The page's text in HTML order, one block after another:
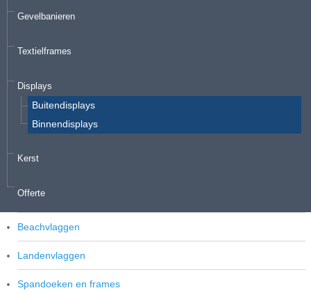
Gevelbanieren
Textielframes
Displays
Buitendisplays
Binnendisplays
Kerst
Offerte
Vlaggenmasten
Beachvlaggen
Landenvlaggen
Spandoeken en frames